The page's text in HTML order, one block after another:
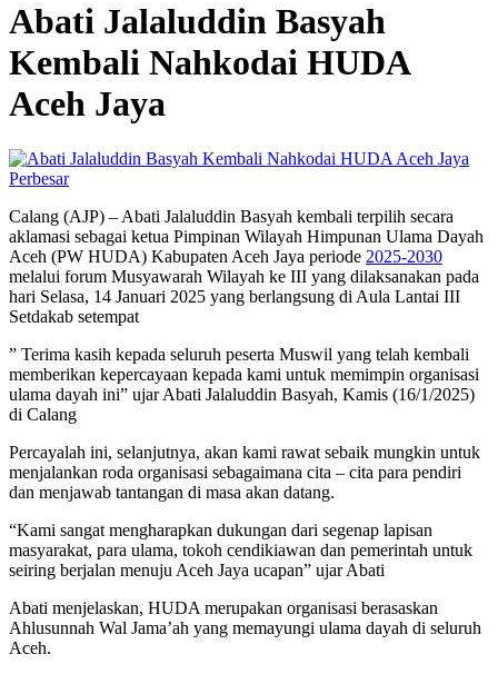
Abati Jalaluddin Basyah
Kembali Nahkodai HUDA
Aceh Jaya
Perbesar
Calang (AJP) – Abati Jalaluddin Basyah kembali terpilih secara
aklamasi sebagai ketua Pimpinan Wilayah Himpunan Ulama Dayah
Aceh (PW HUDA) Kabupaten Aceh Jaya periode 2025-2030
melalui forum Musyawarah Wilayah ke III yang dilaksanakan pada
hari Selasa, 14 Januari 2025 yang berlangsung di Aula Lantai III
Setdakab setempat
” Terima kasih kepada seluruh peserta Muswil yang telah kembali
memberikan kepercayaan kepada kami untuk memimpin organisasi
ulama dayah ini” ujar Abati Jalaluddin Basyah, Kamis (16/1/2025)
di Calang
Percayalah ini, selanjutnya, akan kami rawat sebaik mungkin untuk
menjalankan roda organisasi sebagaimana cita – cita para pendiri
dan menjawab tantangan di masa akan datang.
“Kami sangat mengharapkan dukungan dari segenap lapisan
masyarakat, para ulama, tokoh cendikiawan dan pemerintah untuk
seiring berjalan menuju Aceh Jaya ucapan” ujar Abati
Abati menjelaskan, HUDA merupakan organisasi berasaskan
Ahlusunnah Wal Jama’ah yang memayungi ulama dayah di seluruh
Aceh.